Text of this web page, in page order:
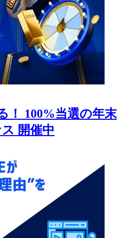
！ 100%当選の年末
開催中